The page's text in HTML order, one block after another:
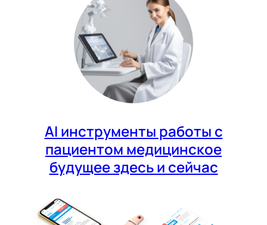
AI инструменты работы с
пациентом медицинское
будущее здесь и сейчас